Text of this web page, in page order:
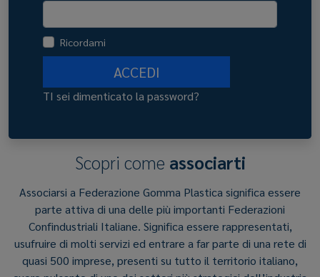
Ricordami
ACCEDI
TI sei dimenticato la password?
Scopri come associarti
Associarsi a Federazione Gomma Plastica significa essere
parte attiva di una delle più importanti Federazioni
Confindustriali Italiane. Significa essere rappresentati,
usufruire di molti servizi ed entrare a far parte di una rete di
quasi 500 imprese, presenti su tutto il territorio italiano,